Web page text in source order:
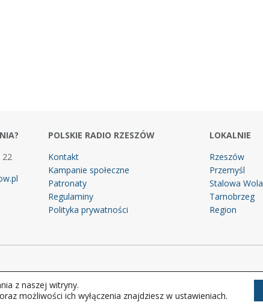
22
POLSKIE RADIO RZESZÓW
Kontakt
Kampanie społeczne
Patronaty
Regulaminy
Polityka prywatności
LOKALNIE
Rzeszów
Przemyśl
Stalowa Wola
Tarnobrzeg
Region
zastrzeżone.
z naszej witryny.
możliwości ich wyłączenia znajdziesz w ustawieniach.